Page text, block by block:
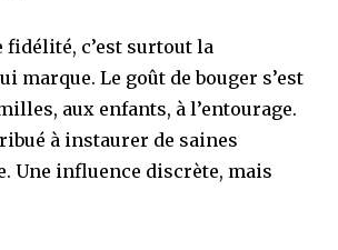
fidélité, c’est surtout la
marque. Le goût de bouger s’est
aux enfants, à l’entourage.
à instaurer de saines
Une influence discrète, mais